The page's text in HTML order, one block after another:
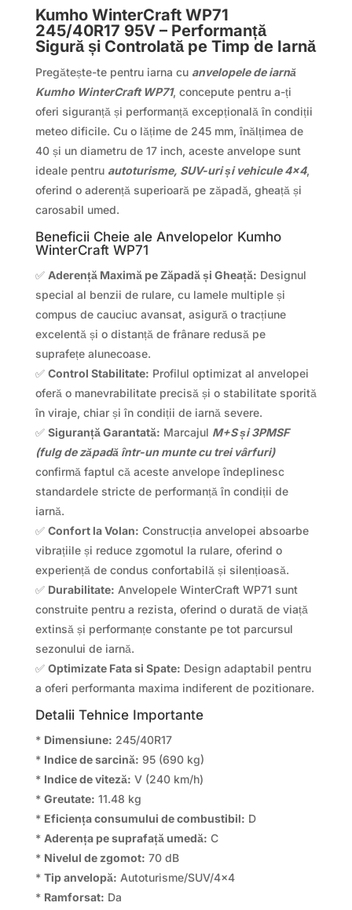
Kumho WinterCraft WP71
245/40R17 95V – Performanță
Sigură și Controlată pe Timp de Iarnă
Pregătește-te pentru iarna cu anvelopele de iarnă
Kumho WinterCraft WP71, concepute pentru a-ți
oferi siguranță și performanță excepțională în condiții
meteo dificile. Cu o lățime de 245 mm, înălțimea de
40 și un diametru de 17 inch, aceste anvelope sunt
ideale pentru autoturisme, SUV-uri și vehicule 4×4,
oferind o aderență superioară pe zăpadă, gheață și
carosabil umed.
Beneficii Cheie ale Anvelopelor Kumho
WinterCraft WP71
✅ Aderență Maximă pe Zăpadă și Gheață: Designul
special al benzii de rulare, cu lamele multiple și
compus de cauciuc avansat, asigură o tracțiune
excelentă și o distanță de frânare redusă pe
suprafețe alunecoase.
✅ Control Stabilitate: Profilul optimizat al anvelopei
oferă o manevrabilitate precisă și o stabilitate sporită
în viraje, chiar și în condiții de iarnă severe.
✅ Siguranță Garantată: Marcajul M+S și 3PMSF
(fulg de zăpadă într-un munte cu trei vârfuri)
confirmă faptul că aceste anvelope îndeplinesc
standardele stricte de performanță în condiții de
iarnă.
✅ Confort la Volan: Construcția anvelopei absoarbe
vibrațiile și reduce zgomotul la rulare, oferind o
experiență de condus confortabilă și silențioasă.
✅ Durabilitate: Anvelopele WinterCraft WP71 sunt
construite pentru a rezista, oferind o durată de viață
extinsă și performanțe constante pe tot parcursul
sezonului de iarnă.
✅ Optimizate Fata si Spate: Design adaptabil pentru
a oferi performanta maxima indiferent de pozitionare.
Detalii Tehnice Importante
* Dimensiune: 245/40R17
* Indice de sarcină: 95 (690 kg)
* Indice de viteză: V (240 km/h)
* Greutate: 11.48 kg
* Eficiența consumului de combustibil: D
* Aderența pe suprafață umedă: C
* Nivelul de zgomot: 70 dB
* Tip anvelopă: Autoturisme/SUV/4×4
* Ramforsat: Da